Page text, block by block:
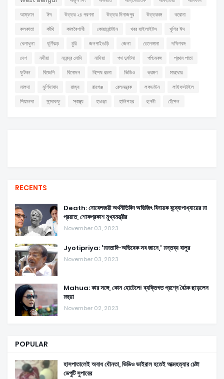
আম্ফান
ঈদ উত্তর ২৪ পরগনা উত্তর দিনাজপুর উত্তরবঙ্গ
করোনা
কলকাতা
কাঁথি কালবৈশাখী কোয়ারেন্টাইন খবর হাইলাইটস
খুশির ঈদ
খেলাধুলা
ঘূর্ণিঝড় চুরি জলপাইগুড়ি জেলা তেলেঙ্গানা
দক্ষিণবঙ্গ
দেশ
নদীয়া নরেন্দ্র মোদি নাদিয়া পথ দুর্ঘটনা পশ্চিমবঙ্গ
প্রথম পাতা
ফুটবল
বিজেপি বিনোদন বিশেষ রচনা ভিডিও ভ্রমণ
মারধোর
মালদা
মুর্শিদাবাদ রাজ্য রায়গঞ্জ রেলমন্ত্রক লকডাউন
লাইফস্টাইল
শিয়ালদা
সান্দাকফু স্বাস্থ্য হাওড়া হালিশহর হুগলী হেঁশেল
RECENTS
Death: নোবেলজয়ী অর্থনীতিবিদ অভিজিৎ বিনায়ক বন্দ্যোপাধ্যায়ের মা
প্রয়াত, শোকপ্রকাশ মুখ্যমন্ত্রীর
November 03, 2023
Jyotipriya: 'মমতাদি-অভিষেক সব জানে,' মন্তব্য বালুর
November 03, 2023
Mahua: কার সঙ্গে, কোন হোটেলে! ব্যক্তিগত প্রশ্নে বৈঠক ছাড়লেন
মহুয়া
November 02, 2023
POPULAR
হাসপাতালেই অবাধ যৌনতা, ভিডিও ভাইরাল হতেই আত্মহত্যার চেষ্টা
ডেপুটি সুপারের